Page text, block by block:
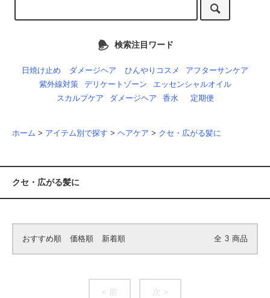
検索注目ワード
日焼け止め ダメージヘア ひんやりコスメ
アフターサンケア
紫外線対策
デリケートゾーン
エッセンシャルオイル
スカルプケア
ダメージヘア 香水 定期便
ホーム > アイテム別で探す > ヘアケア > クセ・広がる髪に
クセ・広がる髪に
おすすめ順 価格順 新着順 全 3 商品
< 前 次 >